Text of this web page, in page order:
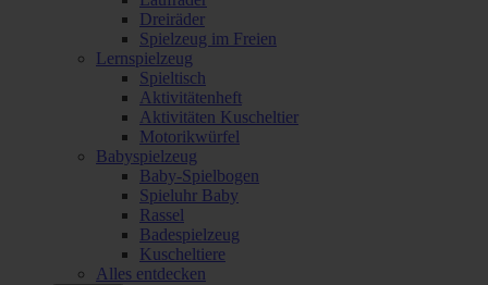
Dreiräder
Spielzeug im Freien
Lernspielzeug
Spieltisch
Aktivitätenheft
Aktivitäten Kuscheltier
Motorikwürfel
Babyspielzeug
Baby-Spielbogen
Spieluhr Baby
Rassel
Badespielzeug
Kuscheltiere
Alles entdecken